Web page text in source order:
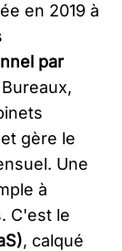
en 2019 à
par
gère le
Une
à
C'est le
, calqué